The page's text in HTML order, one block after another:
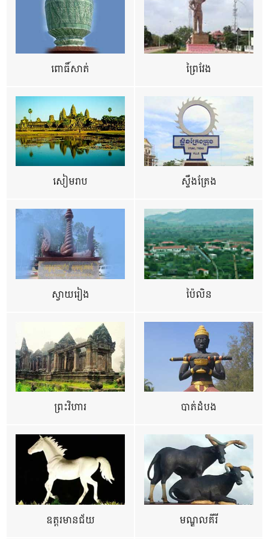
ពោធិ៍សាត់ ព្រៃវែង
សៀមរាប ស្ទឹងត្រែង
ស្វាយរៀង ប៉ៃលិន
ព្រះវិហារ បាត់ដំបង
ឧត្ដរមានជ័យ មណ្ឌលគីរី